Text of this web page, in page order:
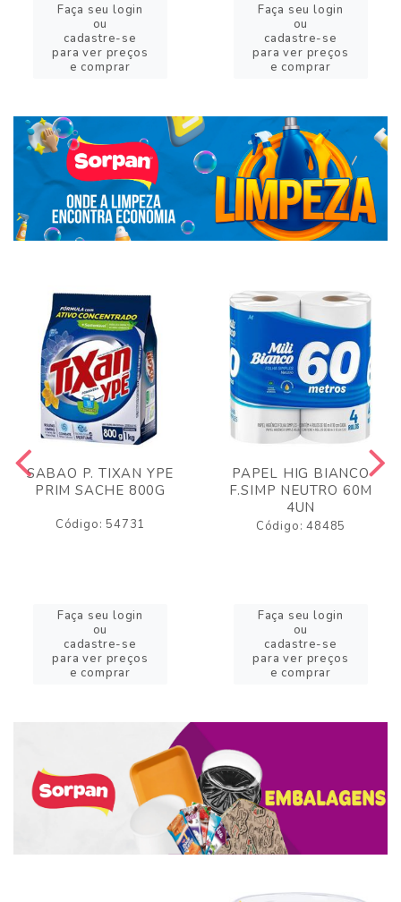
Faça seu login
ou
cadastre-se
para ver preços
e comprar
Faça seu login
ou
cadastre-se
para ver preços
e comprar
SABAO P. TIXAN YPE
PRIM SACHE 800G
Código: 54731
Faça seu login
ou
cadastre-se
para ver preços
e comprar
PAPEL HIG BIANCO
F.SIMP NEUTRO 60M
4UN
Código: 48485
Faça seu login
ou
cadastre-se
para ver preços
e comprar